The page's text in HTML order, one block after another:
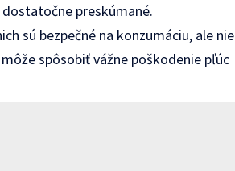
preskúmané.
sú bezpečné na konzumáciu, ale nie
spôsobiť vážne poškodenie pľúc